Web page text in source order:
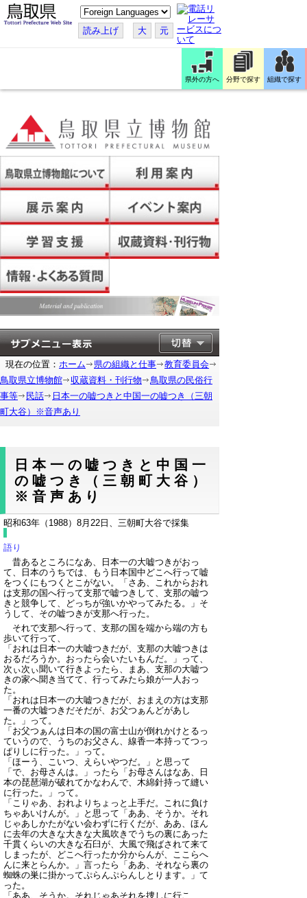
こ
の
ペ
ー
す
読み上げ 大 元
県外の方へ 分野で探す 組織で探す
現在の位置： ホーム 県の組織と仕事
教育委員会
鳥取県立博物館
収蔵資料・刊行物
鳥取県の民俗行
事等
民話
日本一の嘘つきと中国一の嘘つき（三朝
町大谷）※音声あり
日本一の嘘つきと中国一
の嘘つき（三朝町大谷）
※音声あり
昭和63年（1988）8月22日、三朝町大谷で採集
語り
昔あるところになあ、日本一の大嘘つきがおっ
て、日本のうちでは、もう日本国中どこへ行って嘘
をつくにもつくとこがない。
「さあ、これからおれ
は支那の国へ行って支那で嘘つきして、支那の嘘つ
きと競争して、どっちが強いかやってみたる。」 そ
うして、その嘘つきが支那へ行った。
それで支那へ行って、支那の国を端から端の方も
歩いて行って、
「おれは日本一の大嘘つきだが、支那の大嘘つきは
おるだろうか。おったら会いたいもんだ。」って、
次ぃ次ぃ聞いて行きよったら、まあ、支那の大嘘つ
きの家へ聞き当てて、行ってみたら娘が一人おっ
た。
「おれは日本一の大嘘つきだが、おまえの方は支那
一番の大嘘つきだそだが、お父つぁんどがあし
た。」って。
「お父つぁんは日本の国の富士山が倒れかけとるっ
ていうので、うちのお父さん、線香一本持ってつっ
ぱりしに行った。」って。
「ほーう、こいつ、えらいやつだ。」と思って
「で、お母さんは。」ったら「お母さんはなあ、日
本の琵琶湖が破れてかなわんで、木綿針持って縫い
に行った。」って。
「こりゃあ、おれよりちょっと上手だ。これに負け
ちゃあいけんが。」と思って「ああ、そうか。それ
じゃあしかたがない会わずに行くだが、ああ、ほん
に去年の大きな大きな大風吹きでうちの裏にあった
千貫くらいの大きな石臼が、大風で飛ばされて来て
しまったが、どこへ行ったか分からんが、ここらへ
んに来とらんか。」言ったら「ああ、それなら裏の
蜘蛛の巣に掛かってぷらんぷらんしとります。」て
った。
「ああ、そうか。それじゃあそれを捜しに行こ